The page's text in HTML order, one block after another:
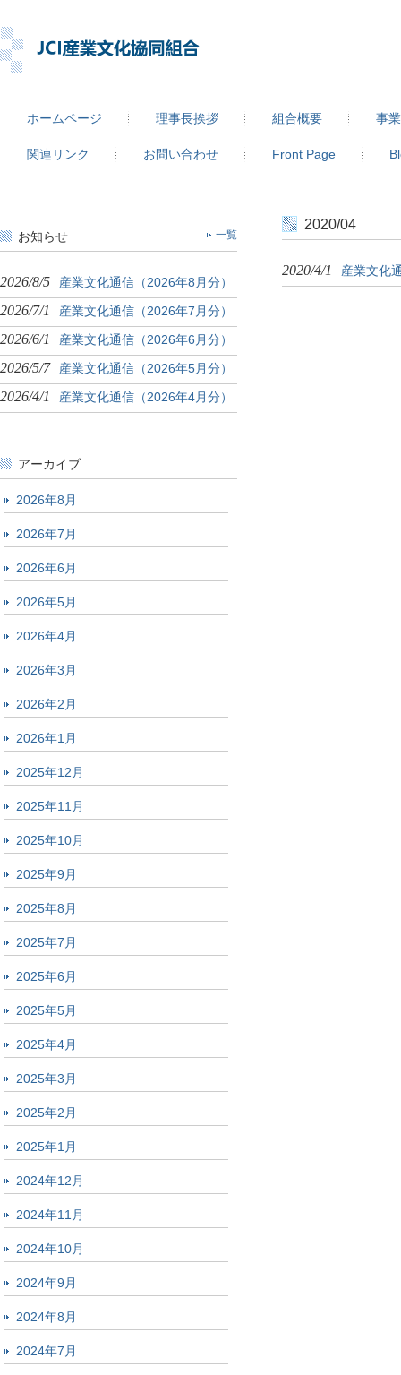
ホームページ 理事長挨拶 組合概要 事
関連リンク お問い合わせ Front Page
2020/04
2020/4/1 産業文化
お知らせ 一覧
2026/8/5 産業文化通信（2026年8月分）
2026/7/1 産業文化通信（2026年7月分）
2026/6/1 産業文化通信（2026年6月分）
2026/5/7 産業文化通信（2026年5月分）
2026/4/1 産業文化通信（2026年4月分）
アーカイブ
2026年8月
2026年7月
2026年6月
2026年5月
2026年4月
2026年3月
2026年2月
2026年1月
2025年12月
2025年11月
2025年10月
2025年9月
2025年8月
2025年7月
2025年6月
2025年5月
2025年4月
2025年3月
2025年2月
2025年1月
2024年12月
2024年11月
2024年10月
2024年9月
2024年8月
2024年7月